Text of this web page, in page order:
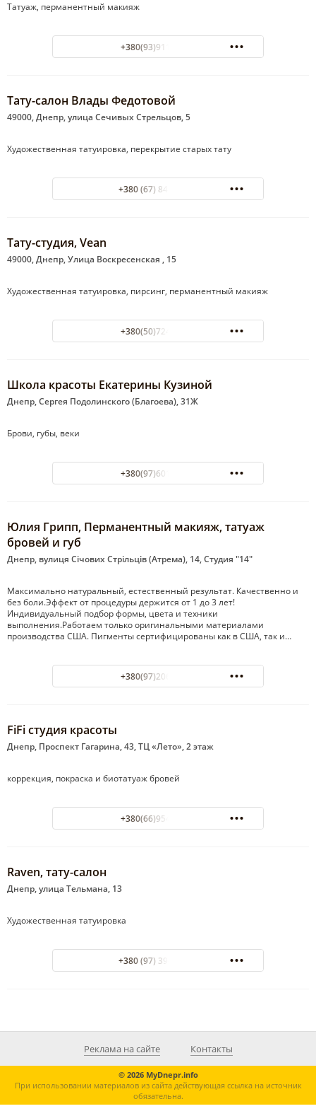
Татуаж, перманентный макияж
+380(93)911-55-11
Тату-салон Влады Федотовой
49000, Днепр, улица Сечивых Стрельцов, 5
Художественная татуировка, перекрытие старых тату
+380 (67) 848-01-11
Тату-студия, Vean
49000, Днепр, Улица Воскресенская , 15
Художественная татуировка, пирсинг, перманентный макияж
+380(50)724-52-52
Школа красоты Екатерины Кузиной
Днепр, Сергея Подолинского (Благоева), 31Ж
Брови, губы, веки
+380(97)601-88-48
Юлия Грипп, Перманентный макияж, татуаж
бровей и губ
Днепр, вулиця Січових Стрільців (Атрема), 14, Студия "14"
Максимально натуральный, естественный результат. Качественно и
без боли.Эффект от процедуры держится от 1 до 3 лет!
Индивидуальный подбор формы, цвета и техники
выполнения.Работаем только оригинальными материалами
производства США. Пигменты сертифицированы как в США, так и…
+380(97)206-40-60
FiFi студия красоты
Днепр, Проспект Гагарина, 43, ТЦ «Лето», 2 этаж
коррекция, покраска и биотатуаж бровей
+380(66)954-76-66
Raven, тату-салон
Днепр, улица Тельмана, 13
Художественная татуировка
+380 (97) 396-86-38
Реклама на сайте Контакты
© 2026 MyDnepr.info
При использовании материалов из сайта действующая ссылка на источник
обязательна.